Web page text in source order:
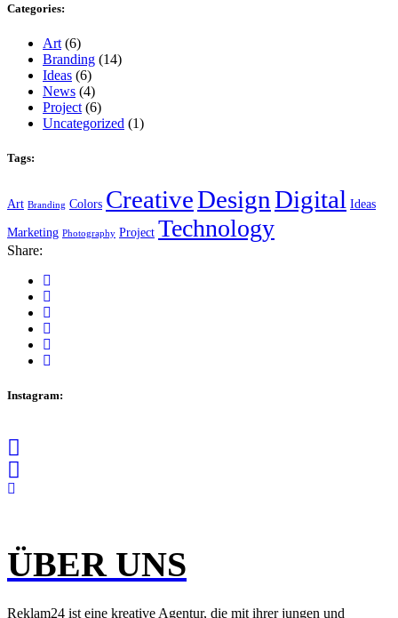
Categories:
Art (6)
Branding (14)
Ideas (6)
News (4)
Project (6)
Uncategorized (1)
Tags:
Art Branding Colors CreativeDesignDigital Ideas
Marketing Photography Project Technology
Share:
Instagram:
ÜBER UNS
Reklam24 ist eine kreative Agentur, die mit ihrer jungen und